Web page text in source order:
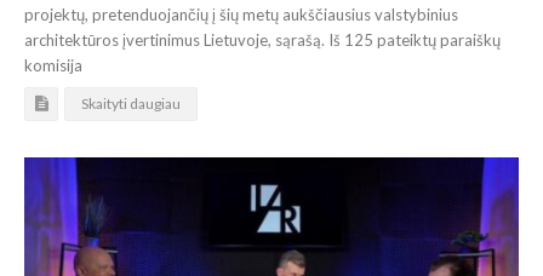
projektų, pretenduojančių į šių metų aukščiausius valstybinius
architektūros įvertinimus Lietuvoje, sąrašą. Iš 125 pateiktų paraiškų
komisija
Skaityti daugiau